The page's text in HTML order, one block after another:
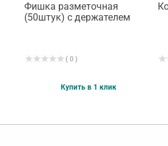
Фишка разметочная
(50штук) с держателем
( 0 )
Купить в 1 клик